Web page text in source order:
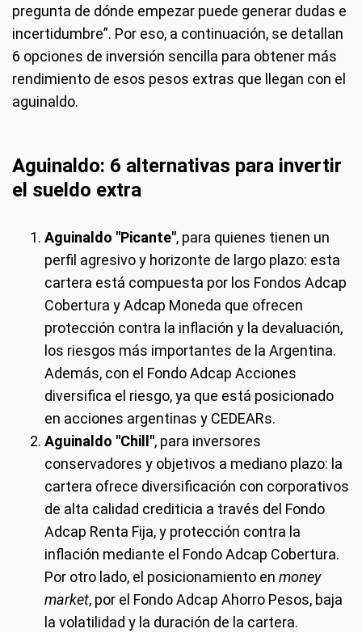
pregunta de dónde empezar puede generar dudas e
incertidumbre”. Por eso, a continuación, se detallan
6 opciones de inversión sencilla para obtener más
rendimiento de esos pesos extras que llegan con el
aguinaldo.
Aguinaldo: 6 alternativas para invertir
el sueldo extra
Aguinaldo "Picante", para quienes tienen un
perfil agresivo y horizonte de largo plazo: esta
cartera está compuesta por los Fondos Adcap
Cobertura y Adcap Moneda que ofrecen
protección contra la inflación y la devaluación,
los riesgos más importantes de la Argentina.
Además, con el Fondo Adcap Acciones
diversifica el riesgo, ya que está posicionado
en acciones argentinas y CEDEARs.
Aguinaldo "Chill", para inversores
conservadores y objetivos a mediano plazo: la
cartera ofrece diversificación con corporativos
de alta calidad crediticia a través del Fondo
Adcap Renta Fija, y protección contra la
inflación mediante el Fondo Adcap Cobertura.
Por otro lado, el posicionamiento en money
market, por el Fondo Adcap Ahorro Pesos, baja
la volatilidad y la duración de la cartera.